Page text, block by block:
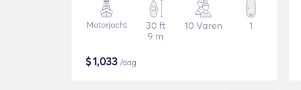
Motorjacht
30 ft
9 m
10 Varen 1
$1,033 /dag